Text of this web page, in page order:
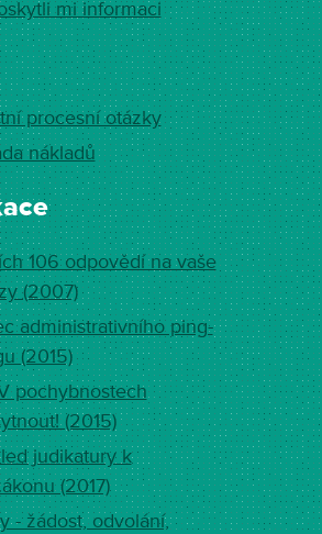
mi informaci
procesní otázky
nákladů
106 odpovědí na vaše
(2007)
administrativního ping-
(2015)
pochybnostech
(2015)
judikatury k
(2017)
- žádost, odvolání,